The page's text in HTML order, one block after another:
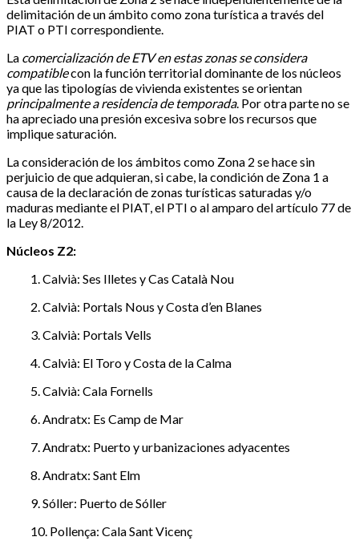
delimitación de un ámbito como zona turística a través del
PIAT o PTI correspondiente.
La comercialización de ETV en estas zonas se considera
compatiblecon la función territorial dominante de los núcleos
ya que las tipologías de vivienda existentes se orientan
principalmente a residencia de temporada. Por otra parte no se
ha apreciado una presión excesiva sobre los recursos que
implique saturación.
La consideración de los ámbitos como Zona 2 se hace sin
perjuicio de que adquieran, si cabe, la condición de Zona 1 a
causa de la declaración de zonas turísticas saturadas y/o
maduras mediante el PIAT, el PTI o al amparo del artículo 77 de
la Ley 8/2012.
Núcleos Z2:
1. Calvià: Ses Illetes y Cas Català Nou
2. Calvià: Portals Nous y Costa d’en Blanes
3. Calvià: Portals Vells
4. Calvià: El Toro y Costa de la Calma
5. Calvià: Cala Fornells
6. Andratx: Es Camp de Mar
7. Andratx: Puerto y urbanizaciones adyacentes
8. Andratx: Sant Elm
9. Sóller: Puerto de Sóller
10. Pollença: Cala Sant Vicenç